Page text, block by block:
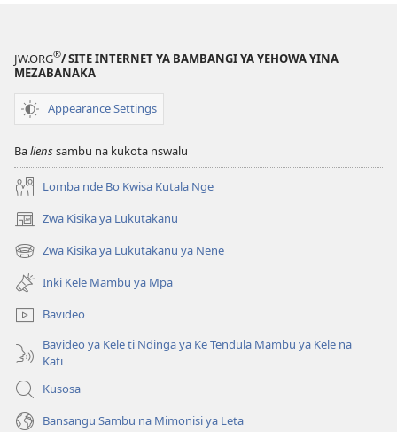
JW.ORG®/ SITE INTERNET YA BAMBANGI YA YEHOWA YINA
MEZABANAKA
Appearance Settings
Balienssambu na kukota nswalu
Lomba nde Bo Kwisa Kutala Nge
Zwa Kisika ya Lukutakanu
(ke
kangula
lutiti
ya
mpa)
Zwa Kisika ya Lukutakanu ya Nene
(ke
kangula
lutiti
ya
mpa)
Inki Kele Mambu ya Mpa
Bavideo
Bavideo ya Kele ti Ndinga ya Ke Tendula Mambu ya Kele na
Kati
Kusosa
Bansangu Sambu na Mimonisi ya Leta